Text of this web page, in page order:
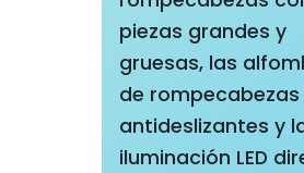
piezas grandes y
gruesas, las
de rompecabezas
antideslizantes y
iluminación LED